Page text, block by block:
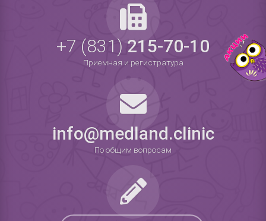
+7 (831)215-70-10
Приемная и регистратура
info@medland.clinic
По общим вопросам